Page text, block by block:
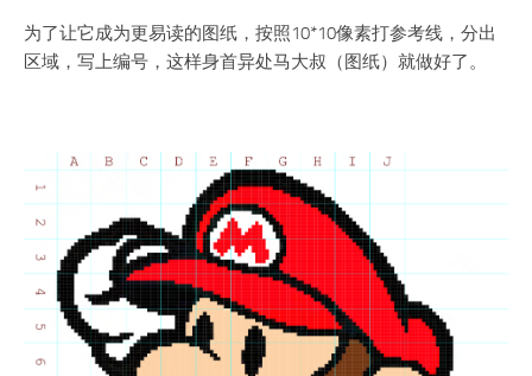
为了让它成为更易读的图纸，按照10*10像素打参考线，分出
区域，写上编号，这样身首异处马大叔（图纸）就做好了。